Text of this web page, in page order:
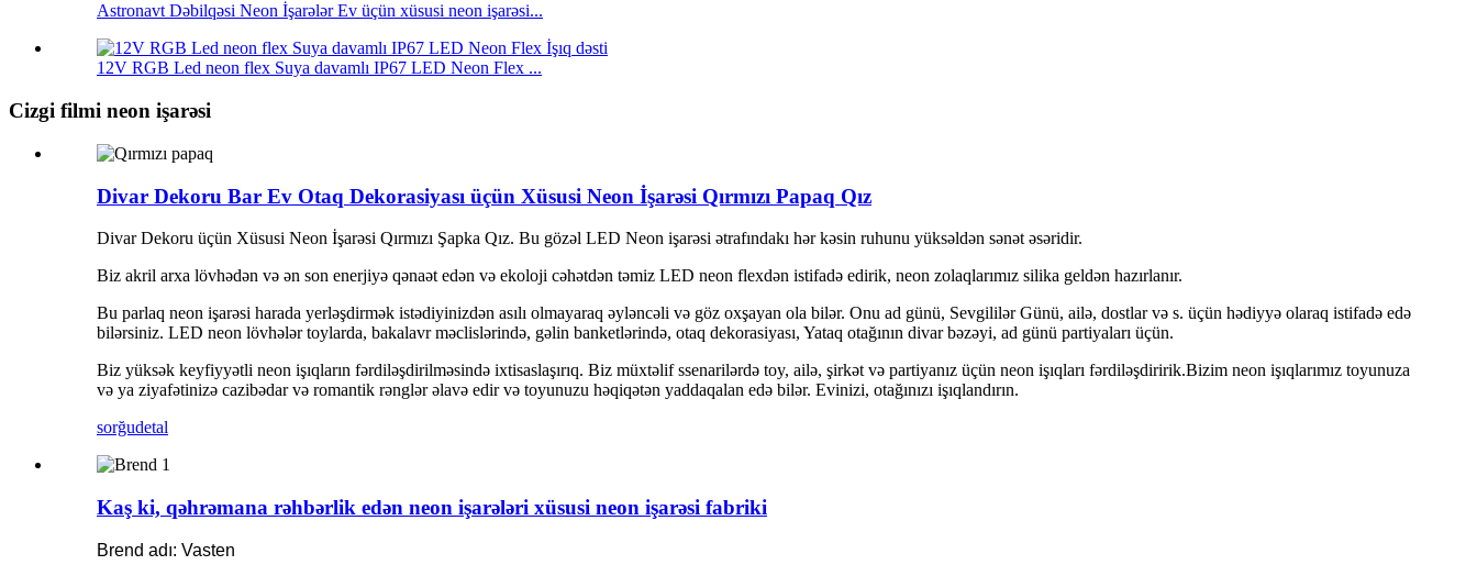
Astronavt Dəbilqəsi Neon İşarələr Ev üçün xüsusi neon işarəsi...
12V RGB Led neon flex Suya davamlı IP67 LED Neon Flex ...
Cizgi filmi neon işarəsi
Divar Dekoru Bar Ev Otaq Dekorasiyası üçün Xüsusi Neon İşarəsi Qırmızı Papaq Qız
Divar Dekoru üçün Xüsusi Neon İşarəsi Qırmızı Şapka Qız. Bu gözəl LED Neon işarəsi ətrafındakı hər kəsin ruhunu yüksəldən sənət əsəridir.
Biz akril arxa lövhədən və ən son enerjiyə qənaət edən və ekoloji cəhətdən təmiz LED neon flexdən istifadə edirik, neon zolaqlarımız silika geldən hazırlanır.
Bu parlaq neon işarəsi harada yerləşdirmək istədiyinizdən asılı olmayaraq əyləncəli və göz oxşayan ola bilər. Onu ad günü, Sevgililər Günü, ailə, dostlar və s. üçün hədiyyə olaraq istifadə edə
bilərsiniz. LED neon lövhələr toylarda, bakalavr məclislərində, gəlin banketlərində, otaq dekorasiyası, Yataq otağının divar bəzəyi, ad günü partiyaları üçün.
Biz yüksək keyfiyyətli neon işıqların fərdiləşdirilməsində ixtisaslaşırıq. Biz müxtəlif ssenarilərdə toy, ailə, şirkət və partiyanız üçün neon işıqları fərdiləşdiririk.Bizim neon işıqlarımız toyunuza
və ya ziyafətinizə cazibədar və romantik rənglər əlavə edir və toyunuzu həqiqətən yaddaqalan edə bilər. Evinizi, otağınızı işıqlandırın.
sorğudetal
Kaş ki, qəhrəmana rəhbərlik edən neon işarələri xüsusi neon işarəsi fabriki
Brend adı: Vasten